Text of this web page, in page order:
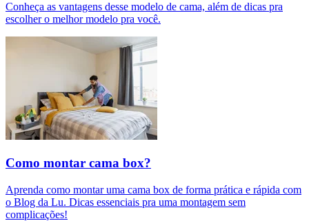
Conheça as vantagens desse modelo de cama, além de dicas pra
escolher o melhor modelo pra você.
Como montar cama box?
Aprenda como montar uma cama box de forma prática e rápida com
o Blog da Lu. Dicas essenciais pra uma montagem sem
complicações!